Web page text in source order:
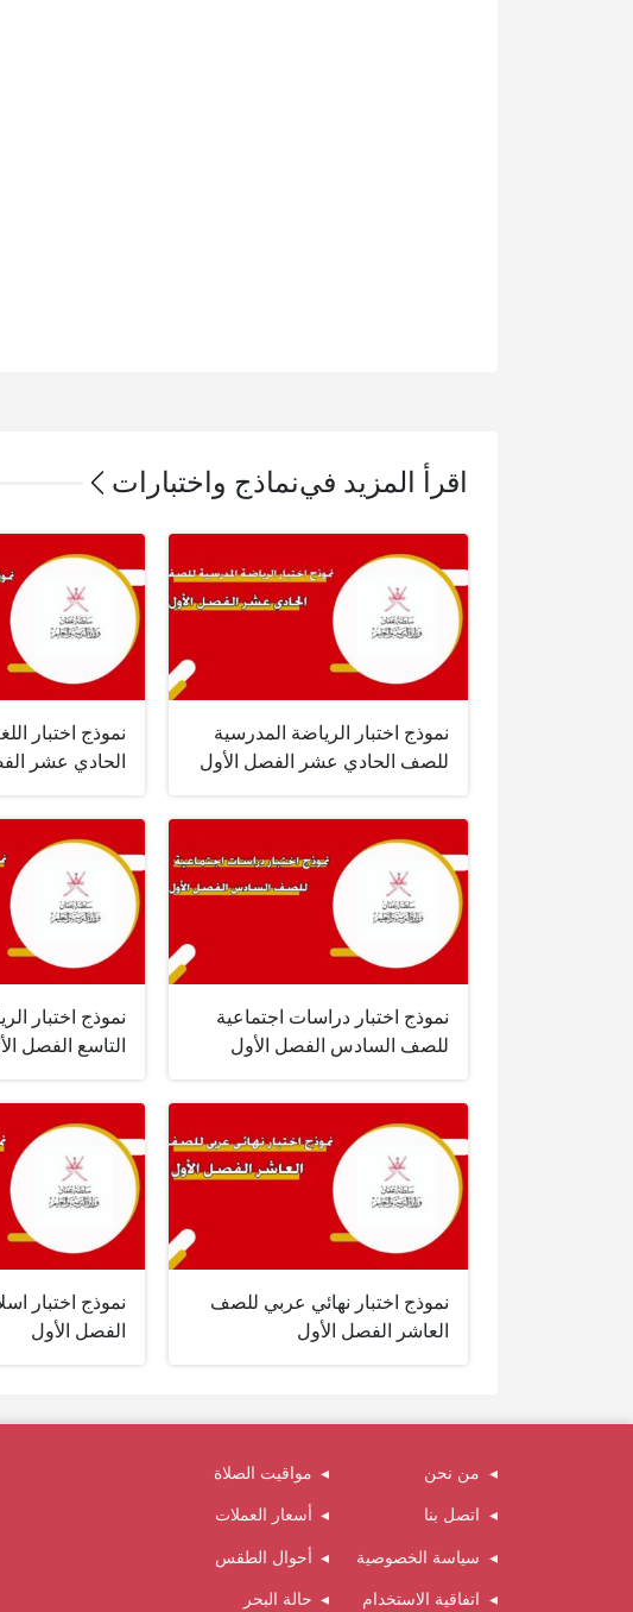
اقرأ المزيد فينماذج واختبارات
نموذج اختبار الرياضة المدرسية
للصف الحادي عشر الفصل الأول
نموذج اختبار
الحادي عشر
نموذج اختبار دراسات اجتماعية
للصف السادس الفصل الأول
نموذج اختبار
التاسع الفصل
نموذج اختبار نهائي عربي للصف
العاشر الفصل الأول
نموذج اختبار
الفصل الأول
من نحن
اتصل بنا
سياسة الخصوصية
اتفاقية الاستخدام
مواقيت الصلاة
أسعار العملات
أحوال الطقس
حالة البحر